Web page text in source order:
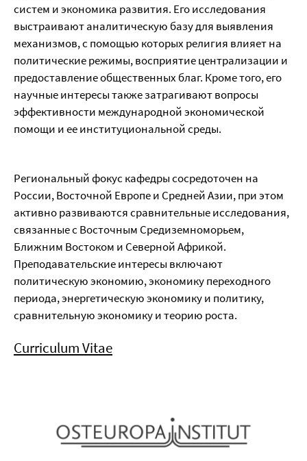
систем и экономика развития. Его исследования
выстраивают аналитическую базу для выявления
механизмов, с помощью которых религия влияет на
политические режимы, восприятие централизации и
предоставление общественных благ. Кроме того, его
научные интересы также затрагивают вопросы
эффективности международной экономической
помощи и ее институциональной среды.
Региональный фокус кафедры сосредоточен на
России, Восточной Европе и Средней Азии, при этом
активно развиваются сравнительные исследования,
связанные с Восточным Средиземноморьем,
Ближним Востоком и Северной Африкой.
Преподавательские интересы включают
политическую экономию, экономику переходного
периода, энергетическую экономику и политику,
сравнительную экономику и теорию роста.
Curriculum Vitae